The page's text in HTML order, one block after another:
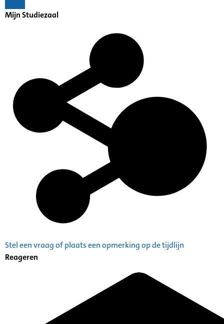
Mijn Studiezaal
Stel een vraag of plaats een opmerking op de tijdlijn
Reageren